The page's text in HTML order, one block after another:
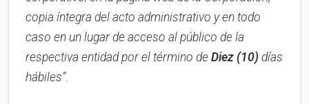
copia íntegra del acto administrativo y en todo
caso en un lugar de acceso al público de la
respectiva entidad por el término de Diez (10) días
hábiles”.